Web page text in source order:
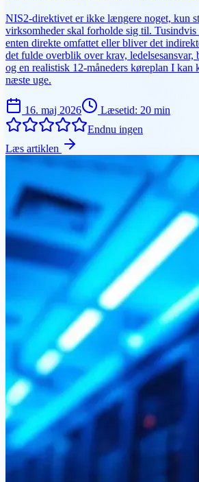
NIS2-direktivet er ikke længere noget, kun
virksomheder skal forholde sig til.
enten direkte omfattet eller bliver det
det fulde overblik over krav, ledelsesansvar,
og en realistisk 12-måneders køreplan I kan
næste uge.
16. maj 2026 Læsetid: 20 min
Endnu ingen
Læs artiklen